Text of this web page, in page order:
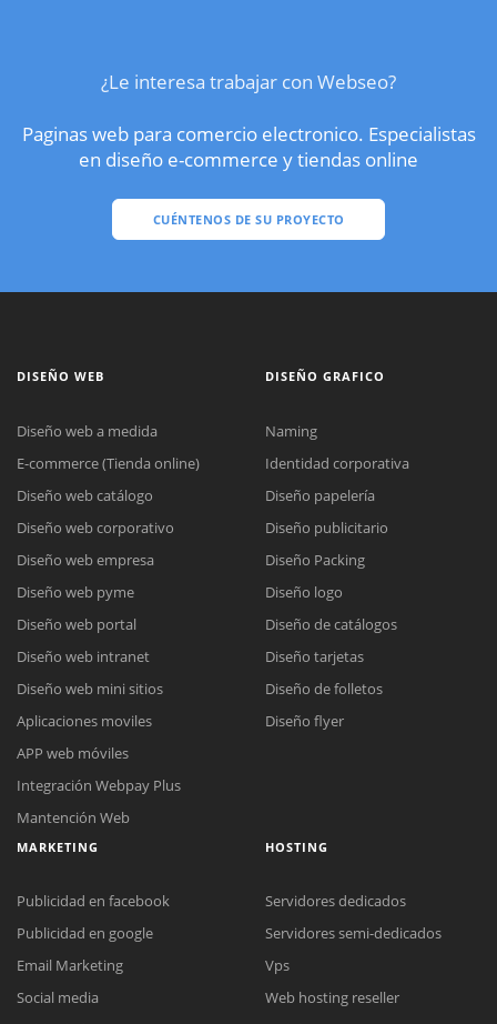
¿Le interesa trabajar con Webseo?
Paginas web para comercio electronico. Especialistas
en diseño e-commerce y tiendas online
CUÉNTENOS DE SU PROYECTO
DISEÑO WEB
Diseño web a medida
E-commerce (Tienda online)
Diseño web catálogo
Diseño web corporativo
Diseño web empresa
Diseño web pyme
Diseño web portal
Diseño web intranet
Diseño web mini sitios
Aplicaciones moviles
APP web móviles
Integración Webpay Plus
Mantención Web
DISEÑO GRAFICO
Naming
Identidad corporativa
Diseño papelería
Diseño publicitario
Diseño Packing
Diseño logo
Diseño de catálogos
Diseño tarjetas
Diseño de folletos
Diseño flyer
MARKETING
Publicidad en facebook
Publicidad en google
Email Marketing
Social media
HOSTING
Servidores dedicados
Servidores semi-dedicados
Vps
Web hosting reseller